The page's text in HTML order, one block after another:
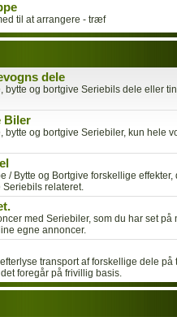
til at arrangere - træf
dele
bytte og bortgive Seriebils dele eller
Biler
bytte og bortgive Seriebiler, kun hele
/ Bytte og Bortgive forskellige effekter,
Seriebils relateret.
med Seriebiler, som du har set på
egne annoncer.
transport af forskellige dele
foregår på frivillig basis.